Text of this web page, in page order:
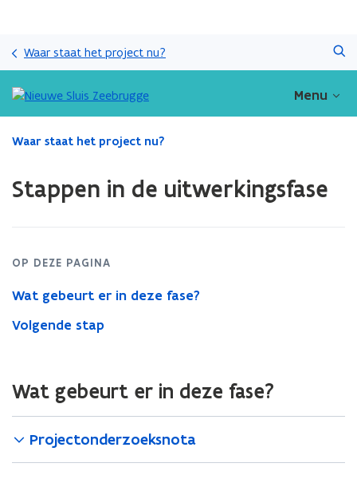
gaan
Waar staat het project nu?
Menu
Gedaan
Stappen
de
uitwerkingsfase
Waar staat het project nu?
Stappen in de uitwerkingsfase
OP DEZE PAGINA
Wat gebeurt er in deze fase?
Volgende stap
Wat gebeurt er in deze fase?
Projectonderzoeksnota